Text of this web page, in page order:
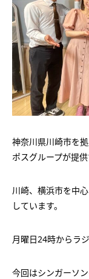
神奈川県川崎市を
ポスグループが提供
川崎、横浜市を中
しています。
月曜日24時からラ
今回はシンガーソ